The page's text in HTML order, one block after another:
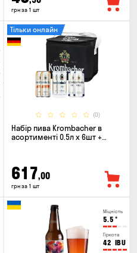
грн за 1 шт
(0)
Тільки онлайн
Набір пива Krombacher в
асортименті 0.5л х 6шт +
617,00
грн за 1 шт
Міцність
5.5 °
Гіркота
42 IBU